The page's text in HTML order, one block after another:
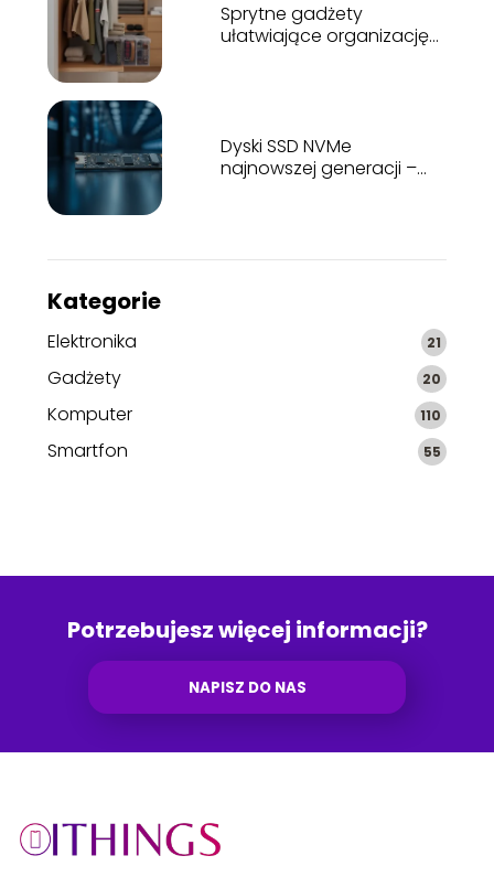
Sprytne gadżety
ułatwiające organizację
Dyski SSD NVMe
najnowszej generacji –
Kategorie
Elektronika 21
Gadżety 20
Komputer 110
Smartfon 55
Potrzebujesz więcej informacji?
NAPISZ DO NAS